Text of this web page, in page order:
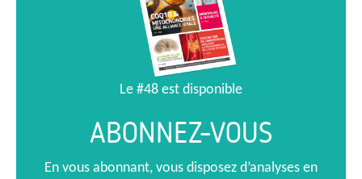
Le #48 est disponible
ABONNEZ-VOUS
En vous abonnant, vous disposez d’analyses en